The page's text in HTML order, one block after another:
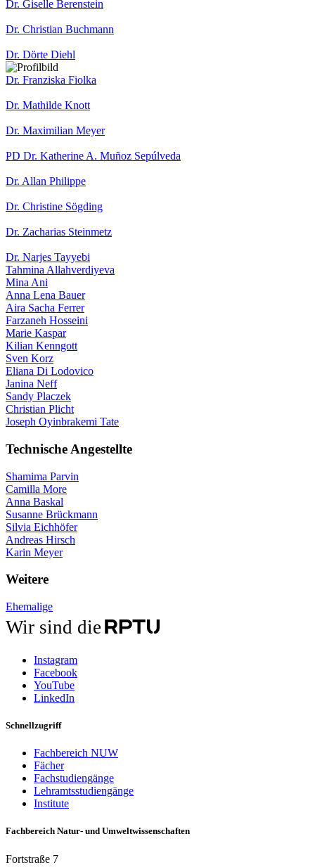
Dr. Giselle Berenstein
Dr. Christian Buchmann
Dr. Dörte Diehl
Dr. Franziska Fiolka
Dr. Mathilde Knott
Dr. Maximilian Meyer
PD Dr. Katherine A. Muñoz Sepúlveda
Dr. Allan Philippe
Dr. Christine Sögding
Dr. Zacharias Steinmetz
Dr. Narjes Tayyebi
Tahmina Allahverdiyeva
Mina Ani
Anna Lena Bauer
Aira Sacha Ferrer
Farzaneh Hosseini
Marie Kaspar
Kilian Kenngott
Sven Korz
Eliana Di Lodovico
Janina Neff
Sandy Placzek
Christian Plicht
Joseph Oyinbrakemi Tate
Technische Angestellte
Shamima Parvin
Camilla More
Anna Baskal
Susanne Brückmann
Silvia Eichhöfer
Andreas Hirsch
Karin Meyer
Weitere
Ehemalige
Wir sind die
Instagram
Facebook
YouTube
LinkedIn
Schnellzugriff
Fachbereich NUW
Fächer
Fachstudiengänge
Lehramtsstudiengänge
Institute
Fachbereich Natur- und Umweltwissenschaften
Fortstraße 7